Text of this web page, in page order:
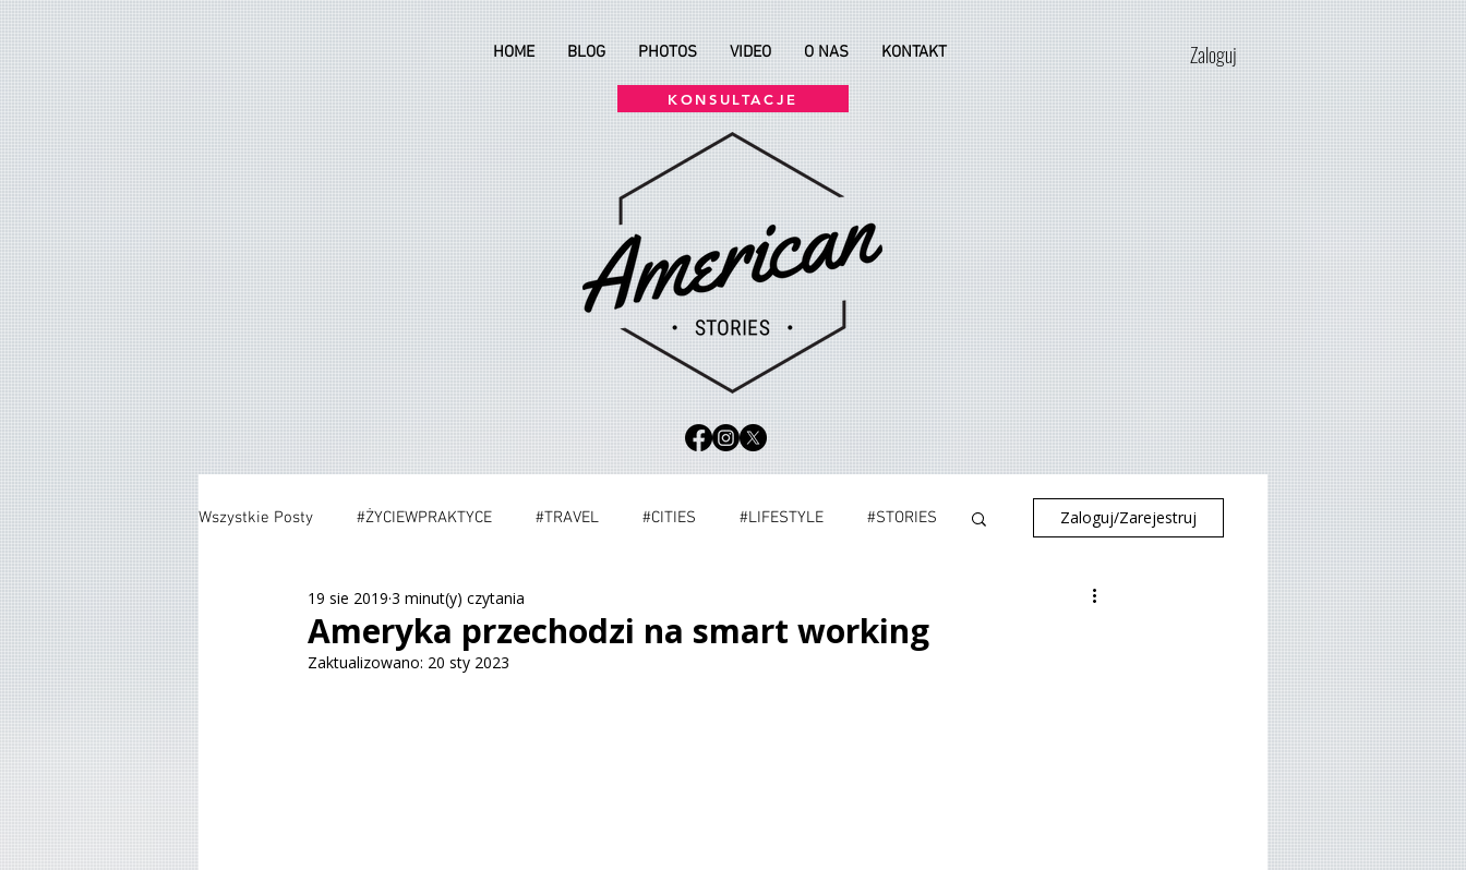
HOME BLOG PHOTOS VIDEO O NAS KONTAKT Zaloguj
KONSULTACJE
Wszystkie Posty #ŻYCIEWPRAKTYCE #TRAVEL #CITIES #LIFESTYLE #STORIES
#TESTING #CARS #MOVIES
Zaloguj/Zarejestruj
Ameryka przechodzi na smart working
19 sie 2019 3 minut(y) czytania
Zaktualizowano: 20 sty 2023